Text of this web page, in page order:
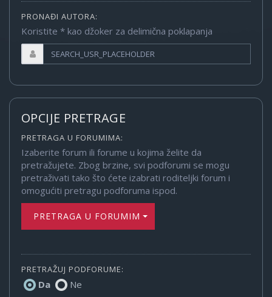
PRONAĐI AUTORA:
Koristite * kao džoker za delimična poklapanja
OPCIJE PRETRAGE
PRETRAGA U FORUMIMA:
Izaberite forum ili forume u kojima želite da
pretražujete. Zbog brzine, svi podforumi se mogu
pretraživati tako što ćete izabrati roditeljki forum i
omogućiti pretragu podforuma ispod.
PRETRAGA U FORUMIMA
PRETRAŽUJ PODFORUME:
Da Ne